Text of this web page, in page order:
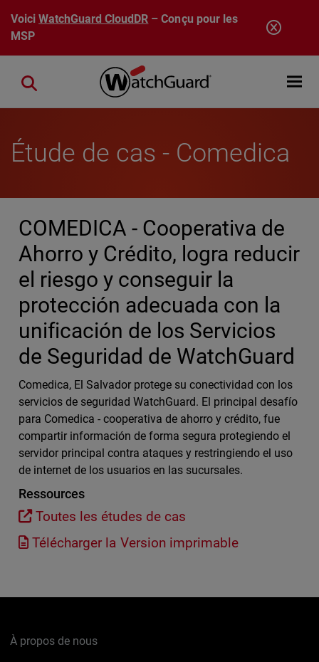
Aller au contenu principal
VoiciWatchGuard CloudDR – Conçu pour les
MSP
Open
Close search
Étude de cas - Comedica
COMEDICA - Cooperativa de
Ahorro y Crédito, logra reducir
el riesgo y conseguir la
protección adecuada con la
unificación de los Servicios
de Seguridad de WatchGuard
Comedica, El Salvador protege su conectividad con los
servicios de seguridad WatchGuard. El principal desafío
para Comedica - cooperativa de ahorro y crédito, fue
compartir información de forma segura protegiendo el
servidor principal contra ataques y restringiendo el uso
de internet de los usuarios en las sucursales.
Ressources
Toutes les études de cas
Télécharger la Version imprimable
À propos de nous